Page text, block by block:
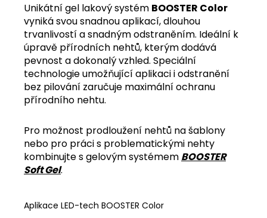
Unikátní gel lakový systém BOOSTER Color
vyniká svou snadnou aplikací, dlouhou
trvanlivostí a snadným odstraněním. Ideální k
úpravě přírodních nehtů, kterým dodává
pevnost a dokonalý vzhled. Speciální
technologie umožňující aplikaci i odstranění
bez pilování zaručuje maximální ochranu
přírodního nehtu.
Pro možnost prodloužení nehtů na šablony
nebo pro práci s problematickými nehty
kombinujte s gelovým systémem BOOSTER
Soft Gel.
Aplikace LED-tech BOOSTER Color